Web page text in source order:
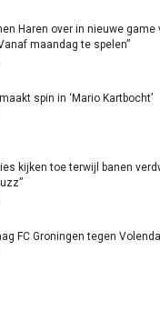
Haren over in nieuwe game
maandag te spelen”
spin in ‘Mario Kartbocht’
kijken toe terwijl banen
FC Groningen tegen